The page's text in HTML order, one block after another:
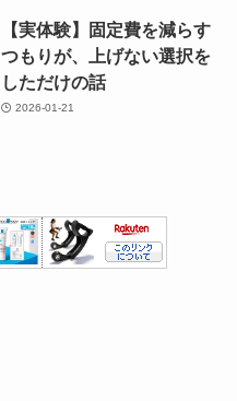
【実体験】固定費を減らす
つもりが、上げない選択を
しただけの話
2026-01-21